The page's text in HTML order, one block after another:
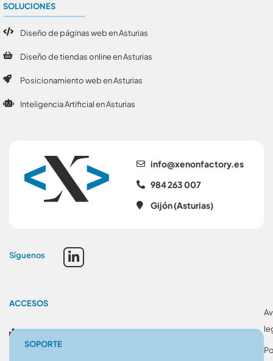
se.yrotcafnonex@ofni
984 263 007
Gijón (Asturias)
Síguenos
SOLUCIONES
Diseño de páginas web en Asturias
Diseño de tiendas online en Asturias
Posicionamiento web en Asturias
Inteligencia Artificial en Asturias
ACCESOS
SOPORTE